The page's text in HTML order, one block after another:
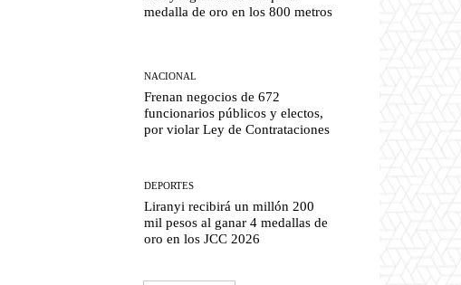
medalla de oro en los 800 metros
NACIONAL
Frenan negocios de 672
funcionarios públicos y electos,
por violar Ley de Contrataciones
DEPORTES
Liranyi recibirá un millón 200
mil pesos al ganar 4 medallas de
oro en los JCC 2026